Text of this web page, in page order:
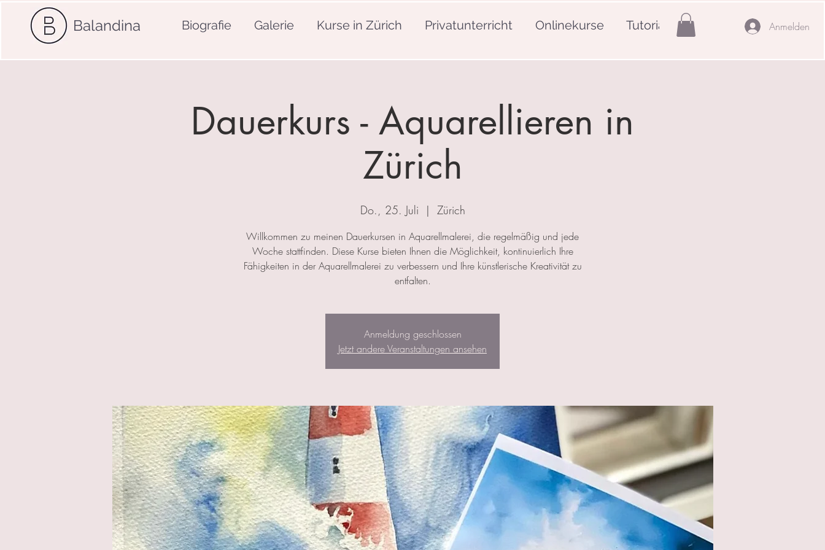
Balandina Biografie Galerie Kurse in Zürich Privatunterricht Onlinekurse Tutorials Anmelden
Dauerkurs - Aquarellieren in
Zürich
Do., 25. Juli
  |
Zürich
Willkommen zu meinen Dauerkursen in Aquarellmalerei, die regelmäßig und jede
Woche stattfinden. Diese Kurse bieten Ihnen die Möglichkeit, kontinuierlich Ihre
Fähigkeiten in der Aquarellmalerei zu verbessern und Ihre künstlerische Kreativität zu
entfalten.
Anmeldung geschlossen
Jetzt andere Veranstaltungen ansehen